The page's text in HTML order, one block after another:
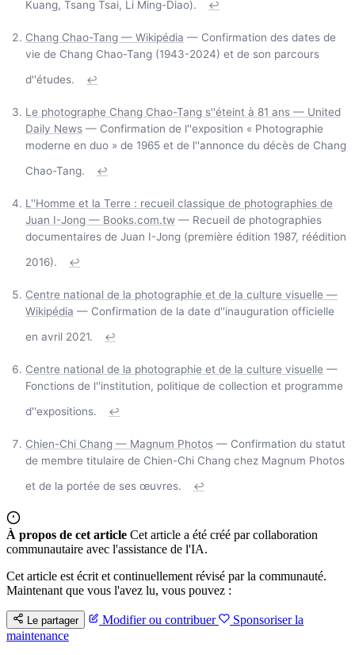
Kuang, Tsang Tsai, Li Ming-Diao). ↩
Chang Chao-Tang — Wikipédia — Confirmation des dates de
vie de Chang Chao-Tang (1943-2024) et de son parcours
d''études.
↩
Le photographe Chang Chao-Tang s''éteint à 81 ans — United
Daily News — Confirmation de l''exposition « Photographie
moderne en duo » de 1965 et de l''annonce du décès de Chang
Chao-Tang.
↩
L''Homme et la Terre : recueil classique de photographies de
Juan I-Jong — Books.com.tw — Recueil de photographies
documentaires de Juan I-Jong (première édition 1987, réédition
2016).
↩
Centre national de la photographie et de la culture visuelle —
Wikipédia — Confirmation de la date d''inauguration officielle
en avril 2021.
↩
Centre national de la photographie et de la culture visuelle —
Fonctions de l''institution, politique de collection et programme
d''expositions.
↩
Chien-Chi Chang — Magnum Photos — Confirmation du statut
de membre titulaire de Chien-Chi Chang chez Magnum Photos
et de la portée de ses œuvres.
↩
À propos de cet article Cet article a été créé par collaboration
communautaire avec l'assistance de l'IA.
Cet article est écrit et continuellement révisé par la communauté.
Maintenant que vous l'avez lu, vous pouvez :
Le partager Modifier ou contribuer
Sponsoriser la
maintenance